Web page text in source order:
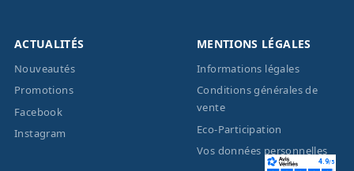
ACTUALITÉS
Nouveautés
Promotions
Facebook
Instagram
MENTIONS LÉGALES
Informations légales
Conditions générales de
vente
Eco-Participation
Vos données personnelles